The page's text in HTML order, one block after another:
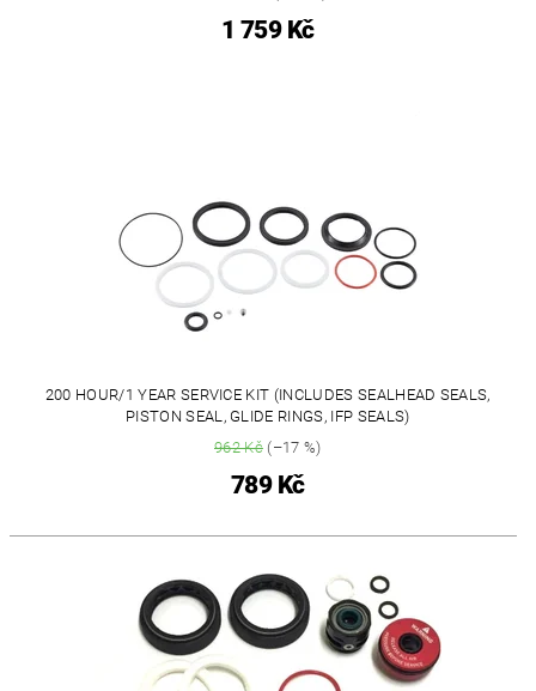
1 759 Kč
200 HOUR/1 YEAR SERVICE KIT (INCLUDES SEALHEAD SEALS,
PISTON SEAL, GLIDE RINGS, IFP SEALS)
962 Kč(–17 %)
789 Kč